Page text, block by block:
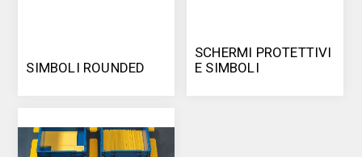
SIMBOLI ROUNDED
SCHERMI PROTETTIVI
E SIMBOLI